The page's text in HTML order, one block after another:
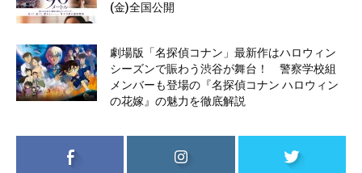
(金)全国公開
劇場版「名探偵コナン」最新作はハロウィン
シーズンで賑わう渋谷が舞台！ 警察学校組
メンバーも登場の『名探偵コナン ハロウィン
の花嫁』の魅力を徹底解説